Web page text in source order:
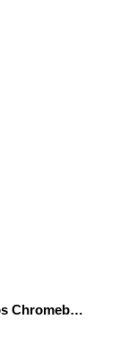
Dale una oportunidad a los Chromebooks y utiliza un proyector para realizar talleres si no tienes pantallas táctiles